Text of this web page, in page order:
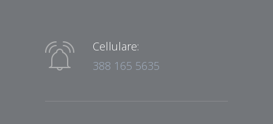
Cellulare:
388 165 5635